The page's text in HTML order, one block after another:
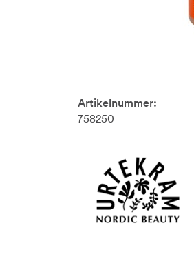
Artikelnummer:
758250